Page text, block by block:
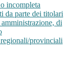
incompleta
da parte dei titolari
di
provinciali